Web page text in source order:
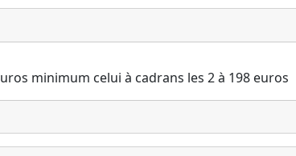
minimum celui à cadrans les 2 à 198 euros